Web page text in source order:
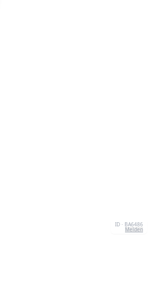
ID · BA6486
Melden